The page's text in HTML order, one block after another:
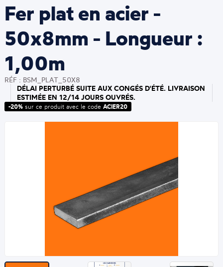
Fer plat en acier -
50x8mm - Longueur :
1,00m
RÉF : BSM_PLAT_50X8
DÉLAI PERTURBÉ SUITE AUX CONGÉS D'ÉTÉ. LIVRAISON
ESTIMÉE EN 12/14 JOURS OUVRÉS.
-20%sur ce produit avec le code ACIER20